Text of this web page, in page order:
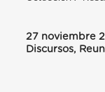
27 noviembre
Discursos,